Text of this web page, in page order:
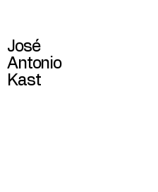
José
Antonio
Kast